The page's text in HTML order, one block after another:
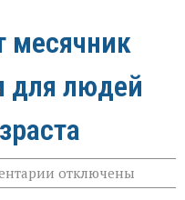
месячник
для людей
к
записи
отключены